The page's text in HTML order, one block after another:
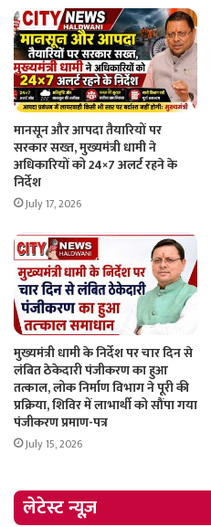
मानसून और आपदा तैयारियों पर
सरकार सख्त, मुख्यमंत्री धामी ने
अधिकारियों को 24×7 अलर्ट रहने के
निर्देश
July 17, 2026
मुख्यमंत्री धामी के निर्देश पर चार दिन से
लंबित ठेकेदारी पंजीकरण का हुआ
तत्काल, लोक निर्माण विभाग ने पूरी की
प्रक्रिया, शिविर में लाभार्थी को सौंपा गया
पंजीकरण प्रमाण-पत्र
July 15, 2026
लेटेस्ट न्यूज़